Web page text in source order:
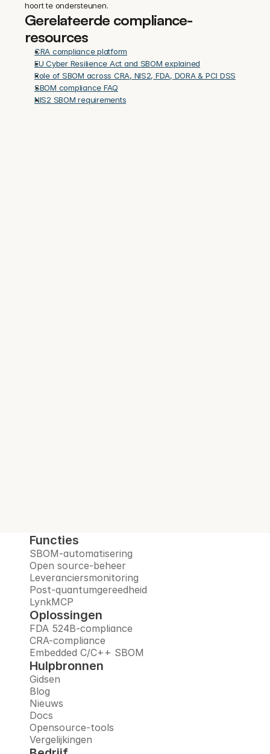
hoort te ondersteunen.
Gerelateerde compliance-
resources
CRA compliance platform
EU Cyber Resilience Act and SBOM explained
Role of SBOM across CRA, NIS2, FDA, DORA & PCI DSS
SBOM compliance FAQ
NIS2 SBOM requirements
Functies
SBOM-automatisering
Open source-beheer
Leveranciersmonitoring
Post-quantumgereedheid
LynkMCP
Oplossingen
FDA 524B-compliance
CRA-compliance
Embedded C/C++ SBOM
Hulpbronnen
Gidsen
Blog
Nieuws
Docs
Opensource-tools
Vergelijkingen